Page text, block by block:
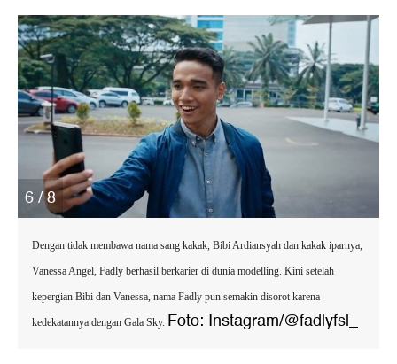
6 / 8
Dengan tidak membawa nama sang kakak, Bibi Ardiansyah dan kakak iparnya,
Vanessa Angel, Fadly berhasil berkarier di dunia modelling. Kini setelah
kepergian Bibi dan Vanessa, nama Fadly pun semakin disorot karena
kedekatannya dengan Gala Sky. Foto: Instagram/@fadlyfsl_